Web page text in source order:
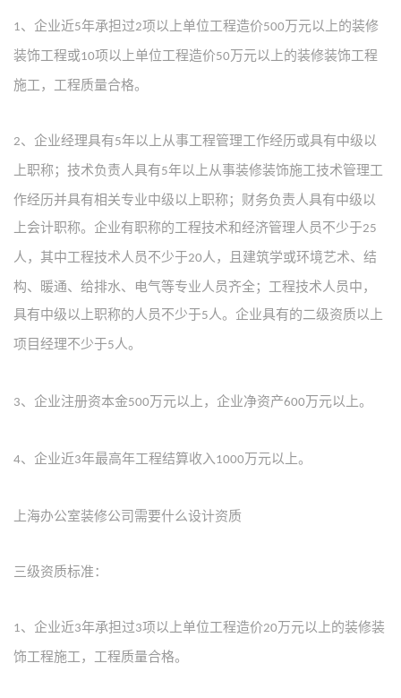
1、企业近5年承担过2项以上单位工程造价500万元以上的装修
装饰工程或10项以上单位工程造价50万元以上的装修装饰工程
施工，工程质量合格。
2、企业经理具有5年以上从事工程管理工作经历或具有中级以
上职称；技术负责人具有5年以上从事装修装饰施工技术管理工
作经历并具有相关专业中级以上职称；财务负责人具有中级以
上会计职称。企业有职称的工程技术和经济管理人员不少于25
人，其中工程技术人员不少于20 人，且建筑学或环境艺术、结
构、暖通、给排水、电气等专业人员齐全；工程技术人员中，
具有中级以上职称的人员不少于5 人。企业具有的二级资质以上
项目经理不少于5 人。
3、企业注册资本金500万元以上，企业净资产600万元以上。
4、企业近3年最高年工程结算收入 1000万元以上。
上海办公室装修公司需要什么设计资质
三级资质标准：
1、企业近3年承担过3项以上单位工程造价20万元以上的装修装
饰工程施工，工程质量合格。